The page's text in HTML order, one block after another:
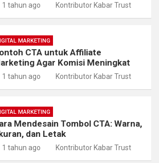
1 tahun ago Kontributor Kabar Trust
MARKETING
CTA untuk Affiliate
Agar Komisi Meningkat
1 tahun ago Kontributor Kabar Trust
MARKETING
Mendesain Tombol CTA: Warna,
dan Letak
1 tahun ago Kontributor Kabar Trust